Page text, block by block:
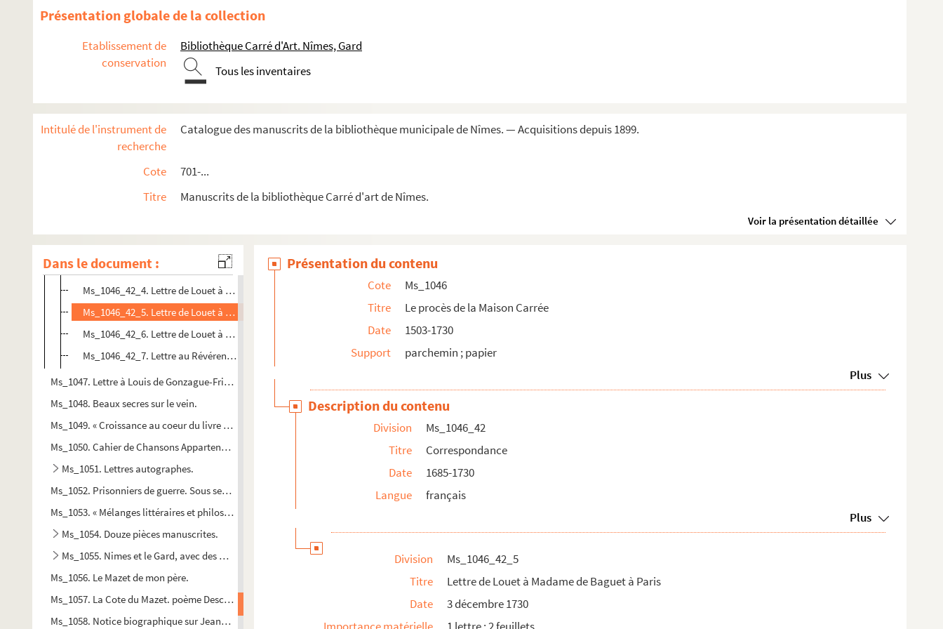
Présentation globale de la collection
Etablissement de
conservation
Bibliothèque Carré d'Art. Nîmes, Gard
Tous les inventaires
Intitulé de l'instrument de
recherche
Catalogue des manuscrits de la bibliothèque municipale de Nîmes. — Acquisitions depuis 1899.
Cote
701-...
Titre
Manuscrits de la bibliothèque Carré d'art de Nîmes.
Voir la présentation détaillée
Dans le document :
Ms_1046_34. Assignation du sieur Clapier
Ms_1046_35. « Requette pour le sindic des religieux augustins de la ville de Nimes contre Mrs de St Chapte père ...
Ms_1046_36. Copie d'une Requête du frère Louis Tongas et ordonnance de l'Intendant du 9 avril 1688
Ms_1046_38. « Signification à Mr Baguet [banquier de la ville de Marseille] acheteur de la terre de Sieure apart...
Ms_1046_39. « Frais et droit expozés en l'afaire du sindic des Augustins de Nimes contre Mons.r de St Chapte »
Ms_1046_41. « Memoire pour le sindic des Augustins de la ville de Nimes »
Ms_1046_42. Correspondance
Ms_1046_42_2. Lettre de Lamoignon de Basville au père Martineau
Ms_1046_42_3. Lettre de Louet à Madame de Baguet à Marseille
Ms_1046_42_4. Lettre de Louet à Madame de Baguet à Paris
Ms_1046_42_5. Lettre de Louet à Madame de Baguet à Paris
Ms_1046_42_6. Lettre de Louet à Madame de Baguet à Paris
Ms_1046_42_7. Lettre au Révérend Père Tongas
Ms_1047. Lettre à Louis de Gonzague-Frick.
Ms_1048. Beaux secres sur le vein.
Ms_1049. « Croissance au coeur du livre un second livre se ~. »
Ms_1050. Cahier de Chansons Appartenant à François Chevalier au 61ème D'infanterie 11ème Compagnie à Aix en P...
Ms_1051. Lettres autographes.
Ms_1052. Prisonniers de guerre. Sous secteur Notre-Dame.
Ms_1053. « Mélanges littéraires et philosophiques. imprimés en feuilletons dans le Journal l'Estafette de Vau...
Ms_1054. Douze pièces manuscrites.
Ms_1055. Nimes et le Gard, avec des notes historiques et topographiques.
Ms_1056. Le Mazet de mon père.
Ms_1057. La Cote du Mazet. poème Descriptif.
Ms_1058. Notice biographique sur Jean-François Séguier.
Présentation du contenu
Cote
Ms_1046
Titre
Le procès de la Maison Carrée
Date
1503-1730
Support
parchemin ; papier
Plus
Description du contenu
Division
Ms_1046_42
Titre
Correspondance
Date
1685-1730
Langue
français
Plus
Division
Ms_1046_42_5
Titre
Lettre de Louet à Madame de Baguet à Paris
Date
3 décembre 1730